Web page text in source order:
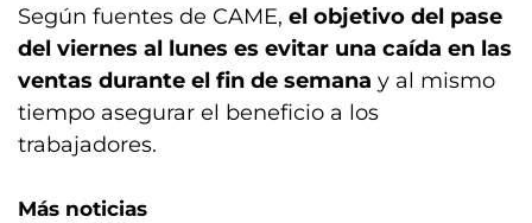
Según fuentes de CAME, el objetivo del pase
del viernes al lunes es evitar una caída en las
ventas durante el fin de semana y al mismo
tiempo asegurar el beneficio a los
trabajadores.
Más noticias